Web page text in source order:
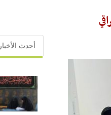
أحدث الأخبار